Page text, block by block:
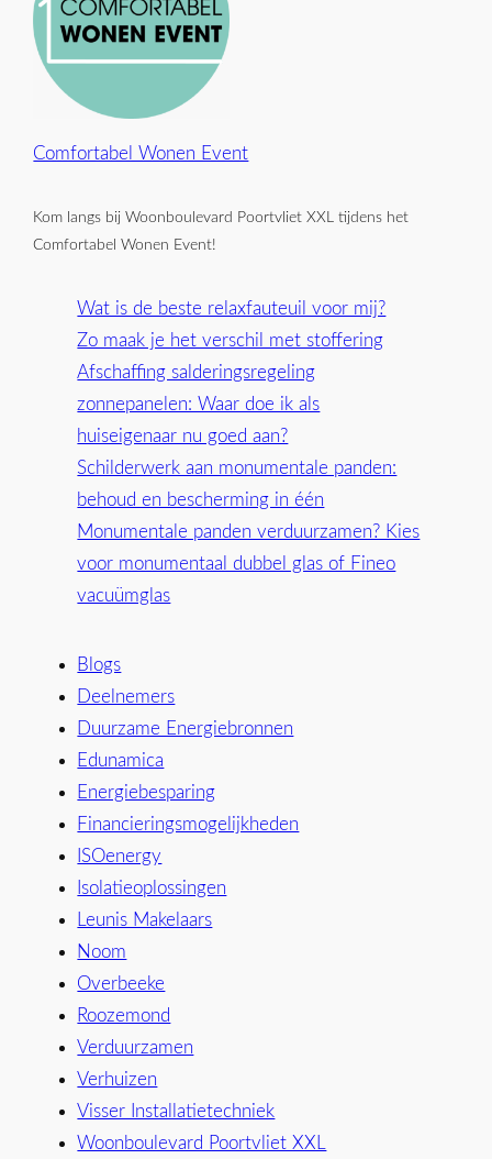
Comfortabel Wonen Event
Kom langs bij Woonboulevard Poortvliet XXL tijdens het
Comfortabel Wonen Event!
Wat is de beste relaxfauteuil voor mij?
Zo maak je het verschil met stoffering
Afschaffing salderingsregeling
zonnepanelen: Waar doe ik als
huiseigenaar nu goed aan?
Schilderwerk aan monumentale panden:
behoud en bescherming in één
Monumentale panden verduurzamen? Kies
voor monumentaal dubbel glas of Fineo
vacuümglas
Blogs
Deelnemers
Duurzame Energiebronnen
Edunamica
Energiebesparing
Financieringsmogelijkheden
ISOenergy
Isolatieoplossingen
Leunis Makelaars
Noom
Overbeeke
Roozemond
Verduurzamen
Verhuizen
Visser Installatietechniek
Woonboulevard Poortvliet XXL